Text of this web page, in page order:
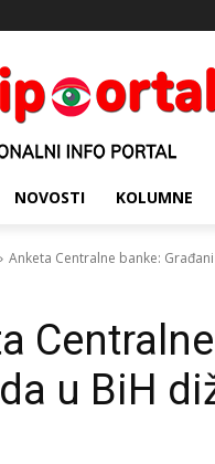
NOVOSTI KOLUMNE
Anketa Centralne banke:
u BiH